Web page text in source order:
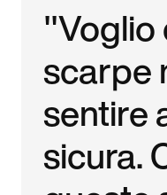
"Voglio
scarpe
sentire
sicura.